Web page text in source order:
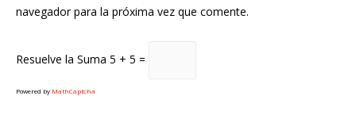
navegador para la próxima vez que comente.
Resuelve la Suma 5 + 5 =
Powered by MathCaptcha